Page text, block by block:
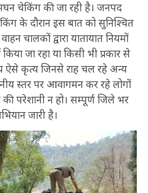
चेकिंग की जा रही है। जनपद
के दौरान इस बात को सुनिश्चित
चालकों द्वारा यातायात नियमों
जा रहा या किसी भी प्रकार से
ऐसे कृत्य जिनसे राह चल रहे अन्य
स्तर पर आवागमन कर रहे लोगों
की परेशानी न हो। सम्पूर्ण जिले भर
जारी है।